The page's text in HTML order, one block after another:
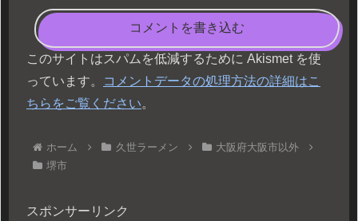
コメントを書き込む
このサイトはスパムを低減するために Akismet を使
っています。
コメントデータの処理方法の詳細はこ
ちらをご覧ください。
ホーム 久世ラーメン
大阪府大阪市以外
堺市
スポンサーリンク